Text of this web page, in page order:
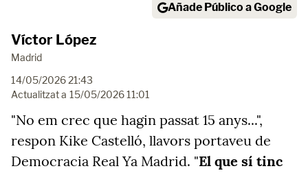
Añade Público a Google
Víctor López
Madrid
14/05/2026 21:43
Actualitzat a 15/05/2026 11:01
"No em crec que hagin passat 15 anys...",
respon Kike Castelló, llavors portaveu de
Democracia Real Ya Madrid. "El que sí tinc